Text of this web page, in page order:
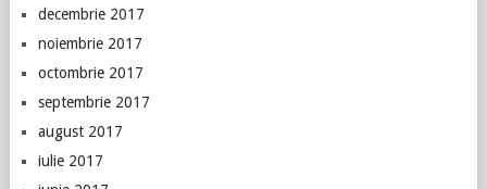
decembrie 2017
noiembrie 2017
octombrie 2017
septembrie 2017
august 2017
iulie 2017